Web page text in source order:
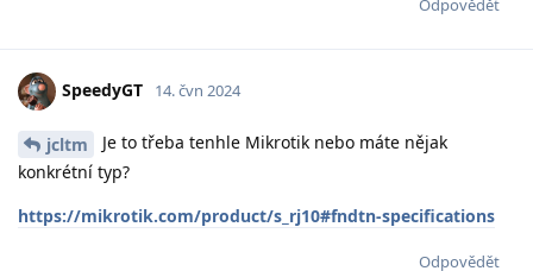
Odpovědět
SpeedyGT 14. čvn 2024
jcltm
Je to třeba tenhle Mikrotik nebo máte nějak
konkrétní typ?
https://mikrotik.com/product/s_rj10#fndtn-specifications
Odpovědět